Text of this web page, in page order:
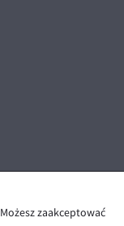
zaakceptować